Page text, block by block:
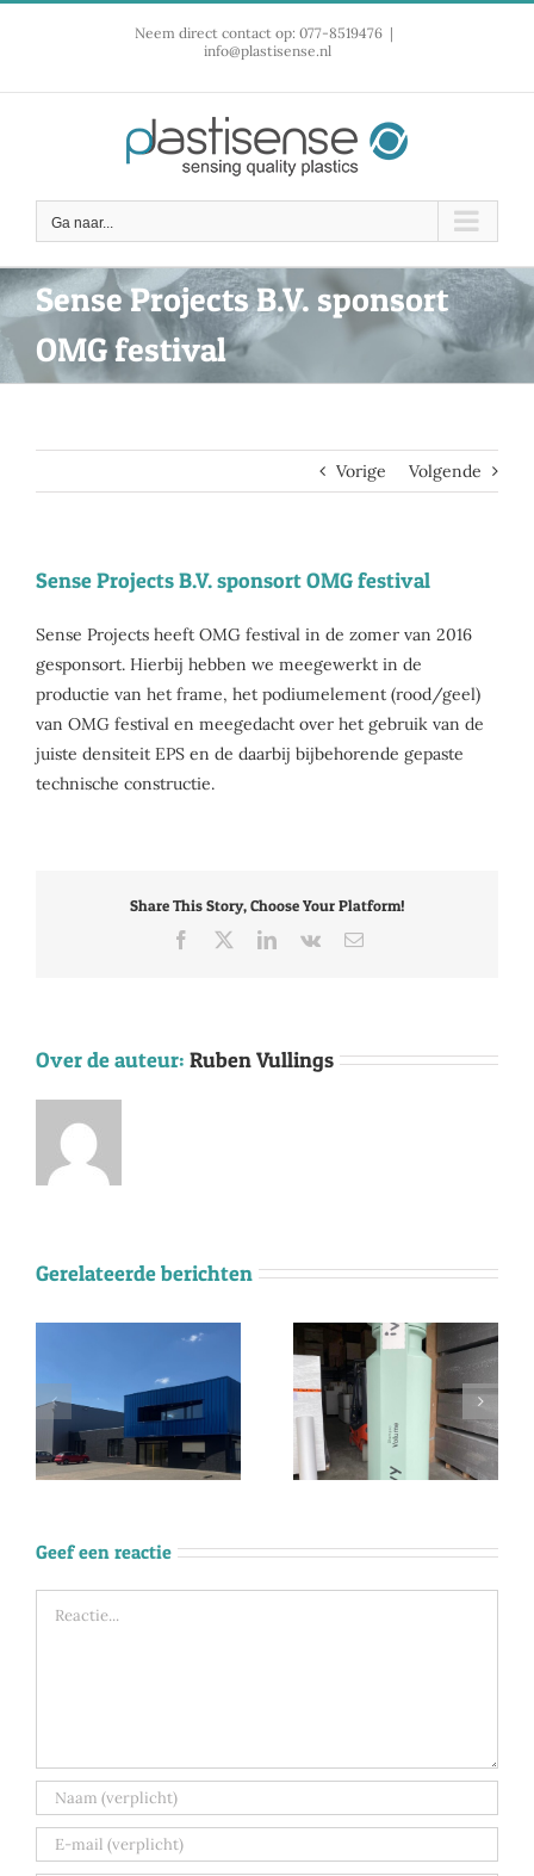
Neem direct contact op: 077-8519476 |
info@plastisense.nl
Ga naar...
Sense Projects B.V. sponsort
OMG festival
Vorige Volgende
Sense Projects B.V. sponsort OMG festival
Sense Projects heeft OMG festival in de zomer van 2016
gesponsort. Hierbij hebben we meegewerkt in de
productie van het frame, het podiumelement (rood/geel)
van OMG festival en meegedacht over het gebruik van de
juiste densiteit EPS en de daarbij bijbehorende gepaste
technische constructie.
Share This Story, Choose Your Platform!
Facebook
LinkedIn
Vk
E-
Over de auteur: Ruben Vullings
Gerelateerde berichten
Geef een reactie